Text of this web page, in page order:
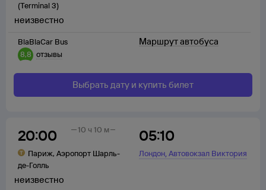
(Terminal 3)
BlaBlaCar Bus
8,8 отзывы
неизвестно
Маршрут автобуса
Выбрать дату и купить билет
20:00
Париж, Аэропорт Шарль-
де-Голль
05:10
Лондон,Автовокзал Виктория
10 ч 10 м
неизвестно